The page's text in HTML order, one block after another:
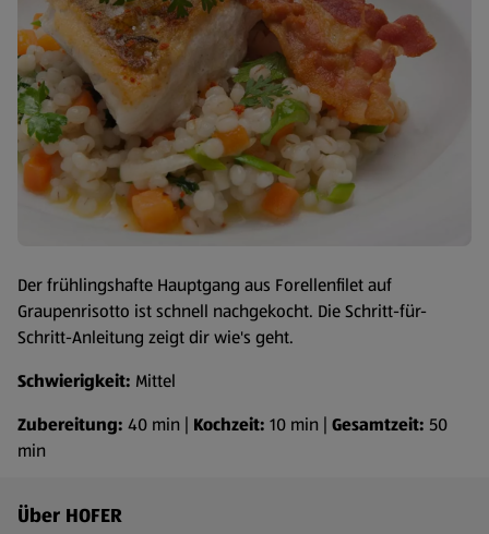
Der frühlingshafte Hauptgang aus Forellenfilet auf
Graupenrisotto ist schnell nachgekocht. Die Schritt-für-
Schritt-Anleitung zeigt dir wie's geht.
Schwierigkeit: Mittel
Zubereitung: 40 min | Kochzeit: 10 min | Gesamtzeit: 50
min
Fußzeilenmenü - weitere Links
Über HOFER